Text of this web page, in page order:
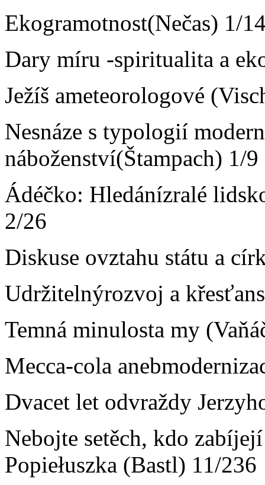
Ekogramotnost(Nečas) 1/
Dary míru -spiritualita a
Ježíš ameteorologové
Nesnáze s typologií
náboženství(Štampach) 1/9
Ádéčko: Hledánízralé
2/26
Diskuse ovztahu státu a
Udržitelnýrozvoj a
Temná minulosta my
Mecca-cola
Dvacet let odvraždy
Nebojte setěch, kdo
Popiełuszka (Bastl) 11/236